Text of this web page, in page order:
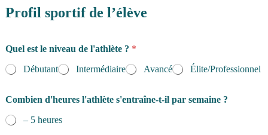
Profil sportif de l’élève
Quel est le niveau de l'athlète ? *
Débutant
Intermédiaire Avancé Élite/Professionnel
Combien d'heures l'athlète s'entraîne-t-il par semaine ?
– 5 heures